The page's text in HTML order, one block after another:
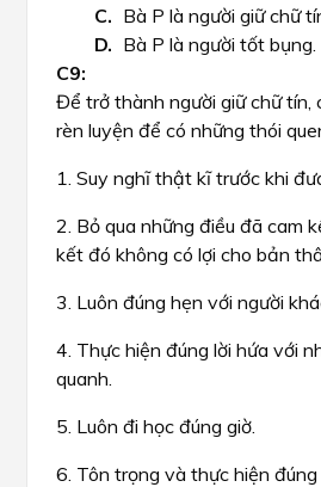
Bà P là người giữ chữ
Bà P là người tốt bụng.
Để trở thành người giữ chữ tín,
rèn luyện để có những thói
1. Suy nghĩ thật kĩ trước khi
2. Bỏ qua những điều đã cam
kết đó không có lợi cho bản
3. Luôn đúng hẹn với người
4. Thực hiện đúng lời hứa với
quanh.
5. Luôn đi học đúng giờ.
6. Tôn trọng và thực hiện